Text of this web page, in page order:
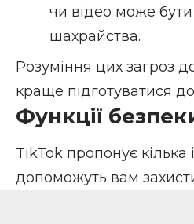
чи відео може
шахрайства.
Розуміння цих загроз
краще підготуватися
Функції
TikTok пропонує кілька
допоможуть вам